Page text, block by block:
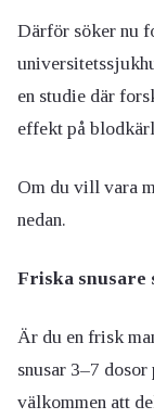
Därför söker nu
en studie där
effekt på
Om du vill vara
nedan.
Friska snusare
Är du en frisk
snusar 3–7
välkommen att